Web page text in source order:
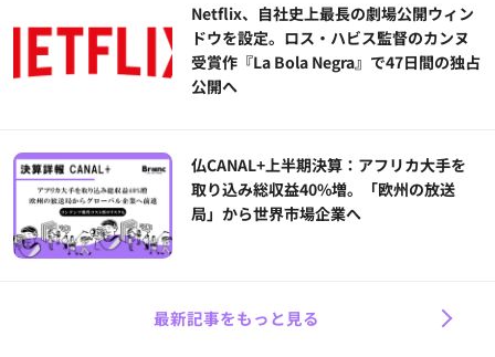
Netflix、自社史上最長の劇場公開ウィン
ドウを設定。ロス・ハビス監督のカンヌ
受賞作『La Bola Negra』で47日間の独占
公開へ
仏CANAL+上半期決算：アフリカ大手を
取り込み総収益40%増。「欧州の放送
局」から世界市場企業へ
最新記事をもっと見る